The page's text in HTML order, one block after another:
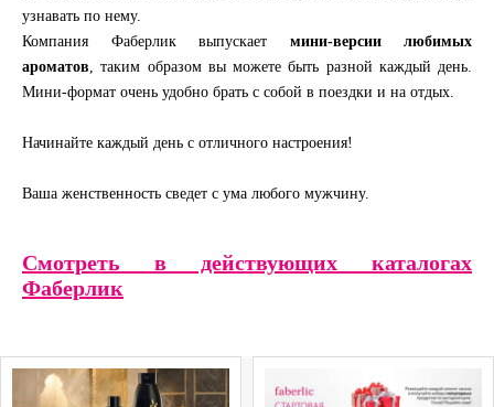
узнавать по нему.
Компания Фаберлик выпускает мини-версии любимых
ароматов , таким образом вы можете быть разной каждый день.
Мини-формат очень удобно брать с собой в поездки и на отдых.
Начинайте каждый день с отличного настроения!
Ваша женственность сведет с ума любого мужчину.
Смотреть в действующих каталогах
Фаберлик